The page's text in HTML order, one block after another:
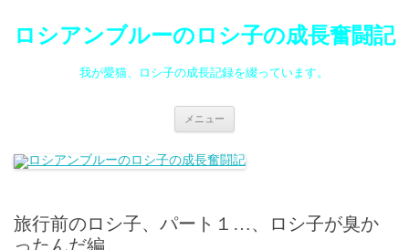
ロシアンブルーのロシ子の成長奮闘記
我が愛猫、ロシ子の成長記録を綴っています。
メニュー
ン
ツ
プ
旅行前のロシ子、パート１…、ロシ子が臭か
ったんだ編。